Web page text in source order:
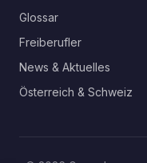
Glossar
Freiberufler
News & Aktuelles
Österreich & Schweiz